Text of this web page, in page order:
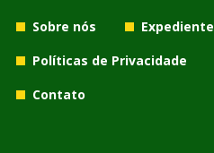
Sobre nós
Expediente
Políticas de Privacidade
Contato